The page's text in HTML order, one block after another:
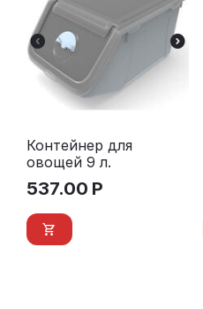
Контейнер для
овощей 9 л.
537.00 Р